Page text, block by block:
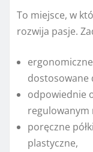
To miejsce, w
rozwija pasje.
dostosowane
odpowiednie
regulowanym
poręczne
plastyczne,